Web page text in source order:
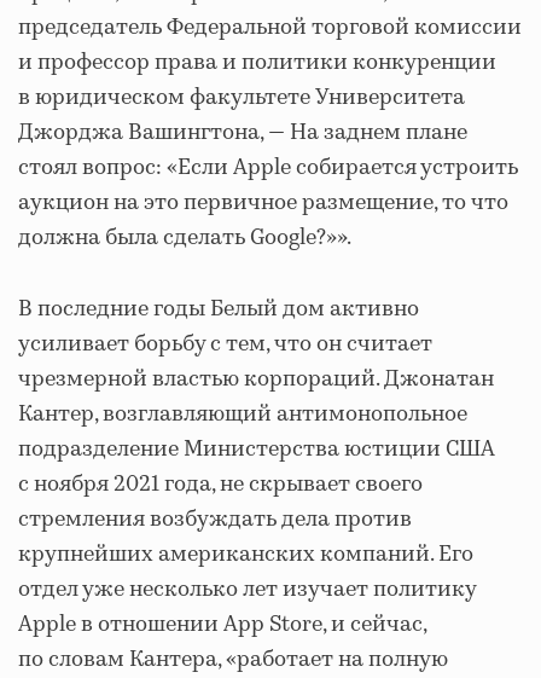
председатель Федеральной торговой комиссии
и профессор права и политики конкуренции
в юридическом факультете Университета
Джорджа Вашингтона, — На заднем плане
стоял вопрос: «Если Apple собирается устроить
аукцион на это первичное размещение, то что
должна была сделать Google?»».
В последние годы Белый дом активно
усиливает борьбу с тем, что он считает
чрезмерной властью корпораций. Джонатан
Кантер, возглавляющий антимонопольное
подразделение Министерства юстиции США
с ноября 2021 года, не скрывает своего
стремления возбуждать дела против
крупнейших американских компаний. Его
отдел уже несколько лет изучает политику
Apple в отношении App Store, и сейчас,
по словам Кантера, «работает на полную